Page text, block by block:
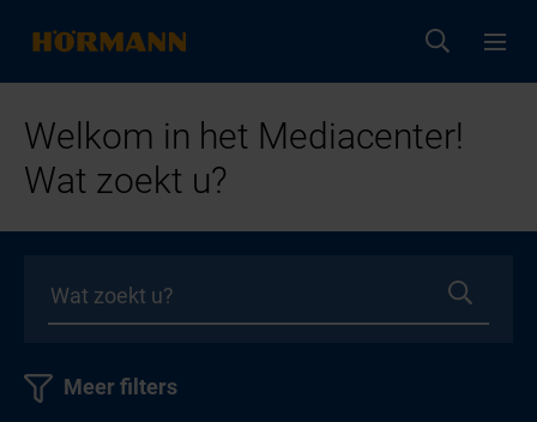
Welkom in het Mediacenter!
Wat zoekt u?
Meer filters